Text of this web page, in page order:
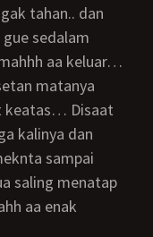
tahan.. dan
sedalam
aa keluar…
matanya
keatas… Disaat
kalinya dan
sampai
saling menatap
aa enak